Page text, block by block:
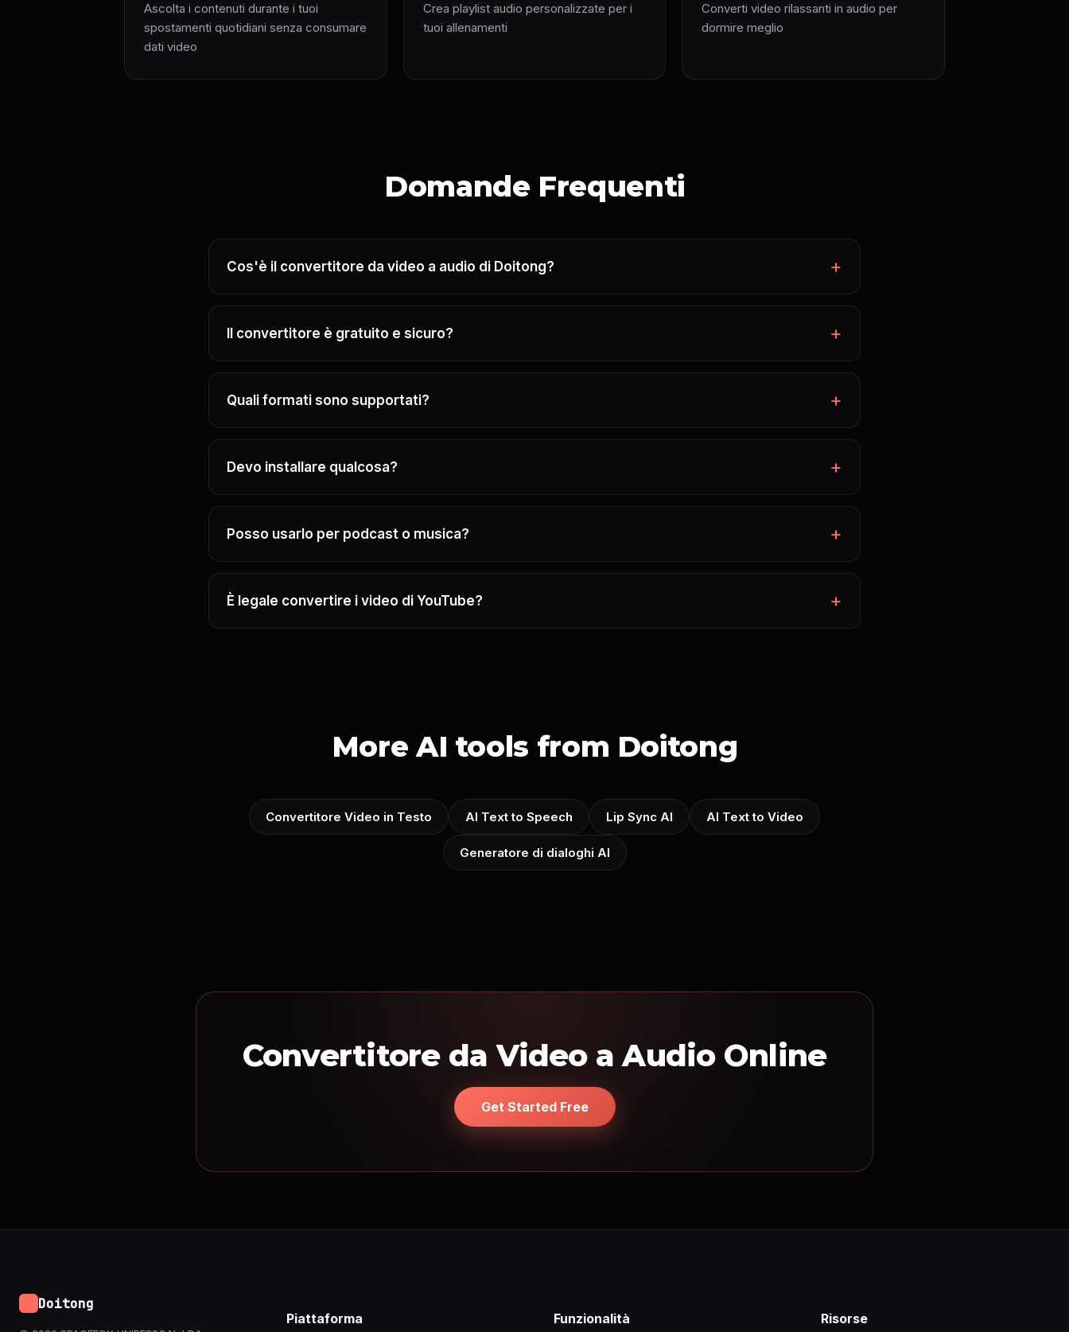
Ascolta i contenuti durante i tuoi
spostamenti quotidiani senza consumare
dati video
Crea playlist audio personalizzate per i
tuoi allenamenti
Converti video rilassanti in audio per
dormire meglio
Domande Frequenti
Cos'è il convertitore da video a audio di Doitong?
Il convertitore è gratuito e sicuro?
Quali formati sono supportati?
Devo installare qualcosa?
Posso usarlo per podcast o musica?
È legale convertire i video di YouTube?
More AI tools from Doitong
Convertitore Video in Testo AI Text to Speech Lip Sync AI AI Text to Video
Generatore di dialoghi AI
Convertitore da Video a Audio Online
Get Started Free
Doitong
Piattaforma Funzionalità Risorse